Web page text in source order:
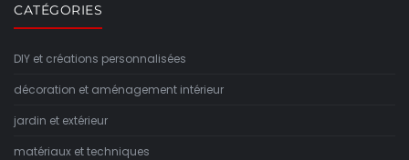
CATÉGORIES
DIY et créations personnalisées
décoration et aménagement intérieur
jardin et extérieur
matériaux et techniques